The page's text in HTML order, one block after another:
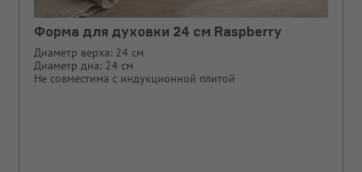
Форма для духовки 24 см Raspberry
Диаметр верха: 24 см
Диаметр дна: 24 см
Не совместима с индукционной плитой